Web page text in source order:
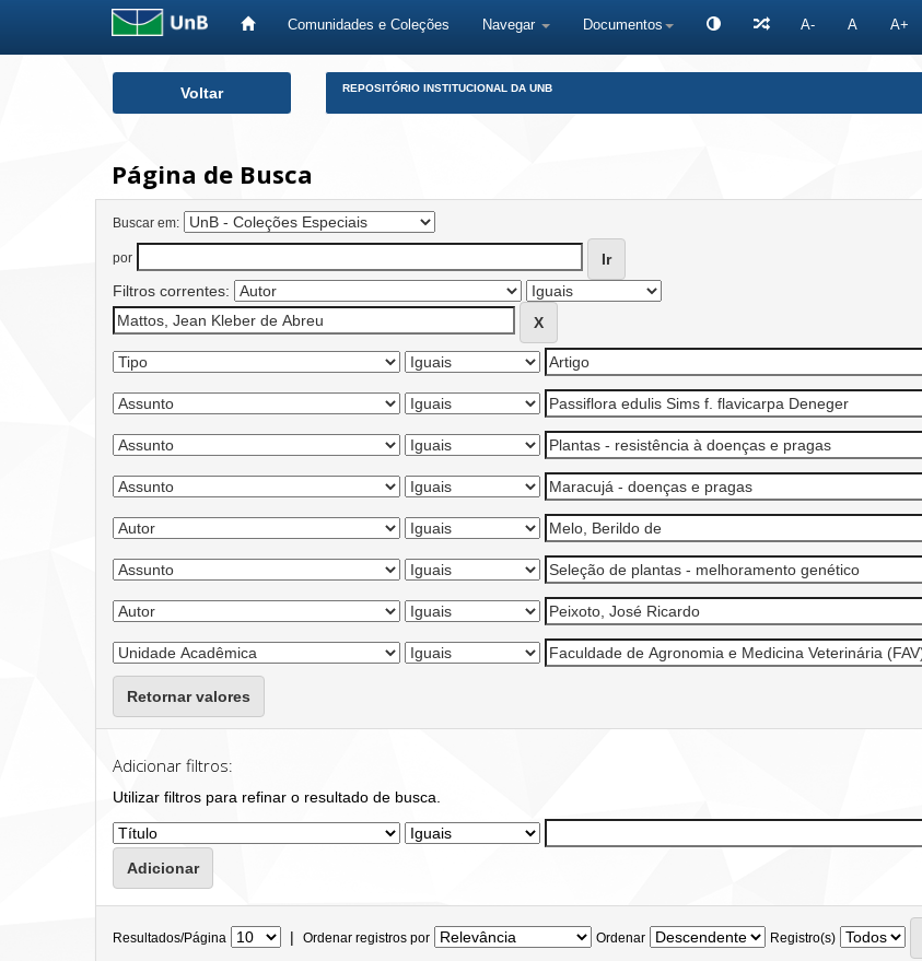
Comunidades e Coleções Navegar Documentos A- A A+
Voltar REPOSITÓRIO INSTITUCIONAL DA UNB
Página de Busca
Buscar em:
por
Filtros correntes:
Retornar valores
Adicionar filtros:
Utilizar filtros para refinar o resultado de busca.
Resultados/Página | Ordenar registros por Ordenar Registro(s)